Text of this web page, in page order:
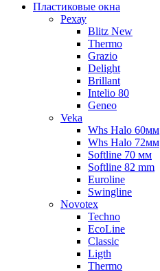
Пластиковые окна
Рехау
Blitz New
Thermo
Grazio
Delight
Brillant
Intelio 80
Geneo
Veka
Whs Halo 60мм
Whs Halo 72мм
Softline 70 мм
Softline 82 mm
Euroline
Swingline
Novotex
Techno
EcoLine
Classic
Ligth
Thermo